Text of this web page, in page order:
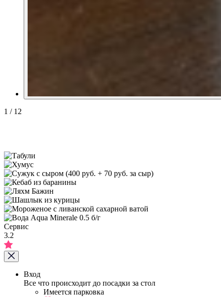
1 / 12
Сервис
3.2
Вход
Все что происходит до посадки за стол
Имеется парковка